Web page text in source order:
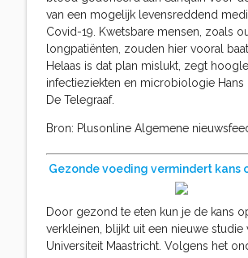
van een mogelijk levensreddend
Covid-19. Kwetsbare mensen, zoals
longpatiënten, zouden hier vooral
Helaas is dat plan mislukt, zegt
infectieziekten en microbiologie Hans
De Telegraaf.
Bron: Plusonline Algemene
Gezonde voeding vermindert kans
Door gezond te eten kun je de kans
verkleinen, blijkt uit een nieuwe studie
Universiteit Maastricht. Volgens het